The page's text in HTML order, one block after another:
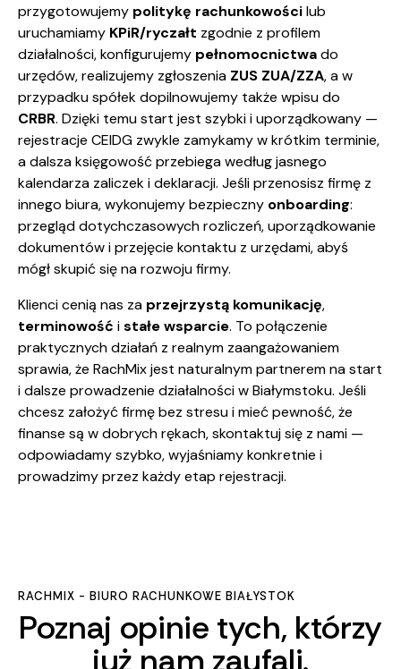
przygotowujemy politykę rachunkowościlub
uruchamiamy KPiR/ryczałt zgodnie z profilem
działalności, konfigurujemy pełnomocnictwado
urzędów, realizujemy zgłoszenia ZUS ZUA/ZZA, a w
przypadku spółek dopilnowujemy także wpisu do
CRBR. Dzięki temu start jest szybki i uporządkowany —
rejestracje CEIDG zwykle zamykamy w krótkim terminie,
a dalsza księgowość przebiega według jasnego
kalendarza zaliczek i deklaracji. Jeśli przenosisz firmę z
innego biura, wykonujemy bezpieczny onboarding:
przegląd dotychczasowych rozliczeń, uporządkowanie
dokumentów i przejęcie kontaktu z urzędami, abyś
mógł skupić się na rozwoju firmy.
Klienci cenią nas za przejrzystą komunikację,
terminowość istałe wsparcie. To połączenie
praktycznych działań z realnym zaangażowaniem
sprawia, że RachMix jest naturalnym partnerem na start
i dalsze prowadzenie działalności w Białymstoku. Jeśli
chcesz założyć firmę bez stresu i mieć pewność, że
finanse są w dobrych rękach, skontaktuj się z nami —
odpowiadamy szybko, wyjaśniamy konkretnie i
prowadzimy przez każdy etap rejestracji.
RACHMIX - BIURO RACHUNKOWE BIAŁYSTOK
Poznaj opinie tych, którzy
już nam zaufali.